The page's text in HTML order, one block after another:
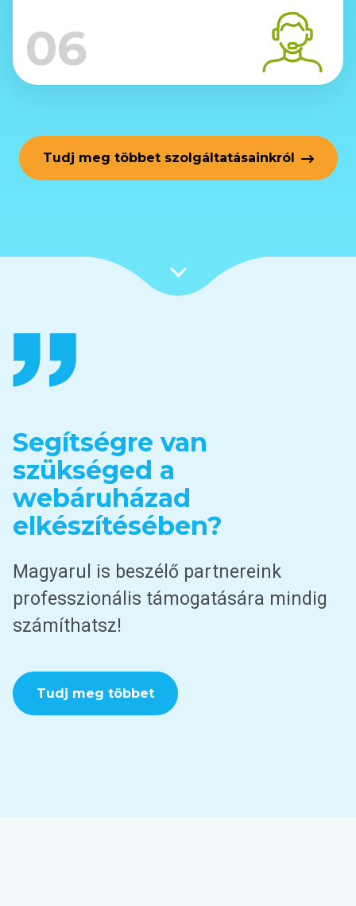
06
Tudj meg többet szolgáltatásainkról
Segítségre van
szükséged a
webáruházad
elkészítésében?
Magyarul is beszélő partnereink
professzionális támogatására mindig
számíthatsz!
Tudj meg többet